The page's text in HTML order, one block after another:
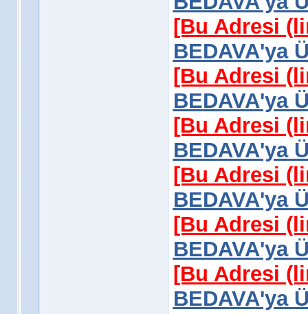
[Bu Adresi
BEDAVA'ya
[Bu Adresi
BEDAVA'ya
[Bu Adresi
BEDAVA'ya
[Bu Adresi
BEDAVA'ya
[Bu Adresi
BEDAVA'ya
[Bu Adresi
BEDAVA'ya